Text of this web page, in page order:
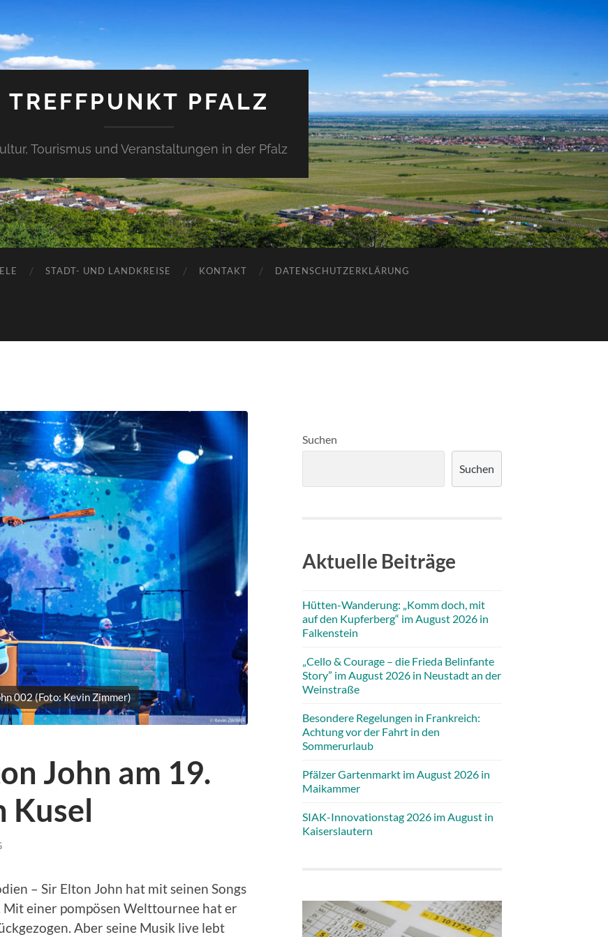
TREFFPUNKT PFALZ
Tourismus und Veranstaltungen in der Pfalz
STADT- UND LANDKREISE KONTAKT DATENSCHUTZERKLÄRUNG
002 (Foto: Kevin Zimmer)
John am 19.
Kusel
– Sir Elton John hat mit seinen Songs
einer pompösen Welttournee hat er
Aber seine Musik live lebt
Suchen
Suchen
Aktuelle Beiträge
Hütten-Wanderung: „Komm doch, mit
auf den Kupferberg“ im August 2026 in
Falkenstein
„Cello & Courage – die Frieda Belinfante
Story” im August 2026 in Neustadt an der
Weinstraße
Besondere Regelungen in Frankreich:
Achtung vor der Fahrt in den
Sommerurlaub
Pfälzer Gartenmarkt im August 2026 in
Maikammer
SIAK-Innovationstag 2026 im August in
Kaiserslautern